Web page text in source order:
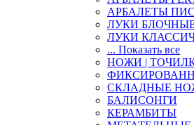
АРБАЛЕТЫ
ЛУКИ
ЛУКИ
... Показать все
НОЖИ |
СКЛАДНЫЕ
БАЛИСОНГИ
КЕРАМБИТЫ